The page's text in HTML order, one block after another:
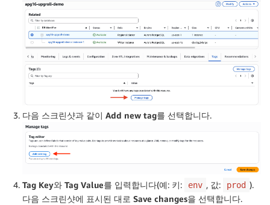
다음 스크린샷과 같이 Add new tag를 선택합니다.
Tag Key와 Tag Value를 입력합니다(예: 키: env , 값: prod ).
다음 스크린샷에 표시된 대로 Save changes을 선택합니다.